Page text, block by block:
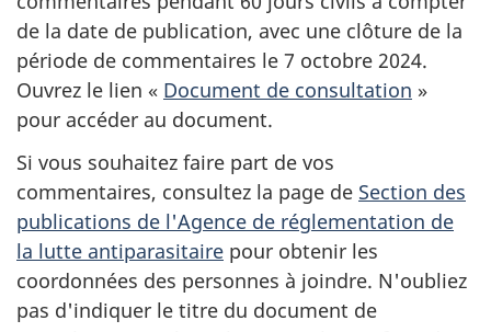
de la date de publication, avec une clôture de la
période de commentaires le 7 octobre 2024.
Ouvrez le lien « Document de consultation »
pour accéder au document.
Si vous souhaitez faire part de vos
commentaires, consultez la page de Section des
publications de l'Agence de réglementation de
la lutte antiparasitaire pour obtenir les
coordonnées des personnes à joindre. N'oubliez
pas d'indiquer le titre du document de